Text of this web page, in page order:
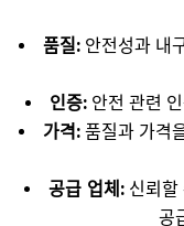
품질: 안전성과 내
인증: 안전 관련
가격: 품질과 가격
공급 업체: 신뢰할
공